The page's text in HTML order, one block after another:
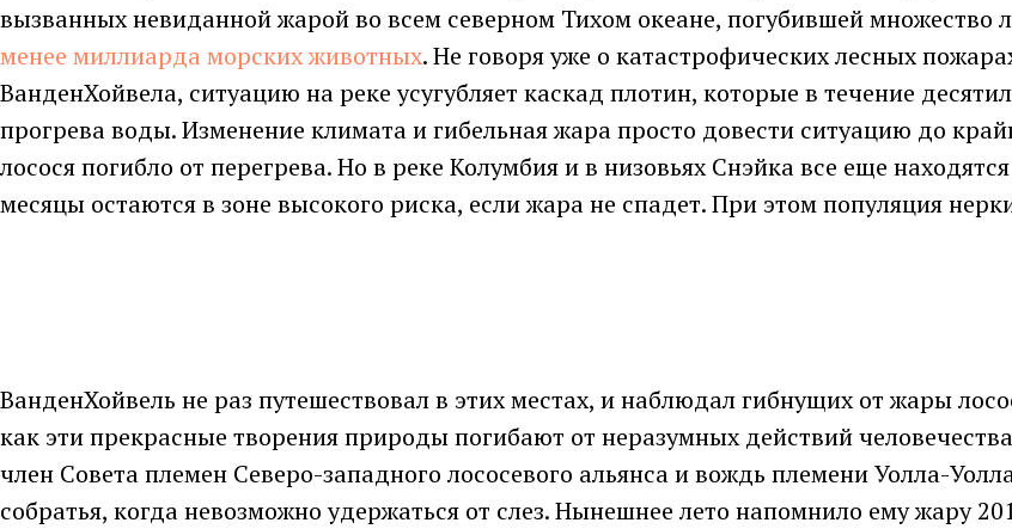
вызванных невиданной жарой во всем северном Тихом океане, погубившей
менее миллиарда морских животных. Не говоря уже о катастрофических лесных
ВанденХойвела, ситуацию на реке усугубляет каскад плотин, которые в течение
прогрева воды. Изменение климата и гибельная жара просто довести ситуацию до
лосося погибло от перегрева. Но в реке Колумбия и в низовьях Снэйка все еще
месяцы остаются в зоне высокого риска, если жара не спадет. При этом популяция
ВанденХойвель не раз путешествовал в этих местах, и наблюдал гибнущих от жары
как эти прекрасные творения природы погибают от неразумных действий
член Совета племен Северо-западного лососевого альянса и вождь племени Уолла-
собратья, когда невозможно удержаться от слез. Нынешнее лето напомнило ему жару